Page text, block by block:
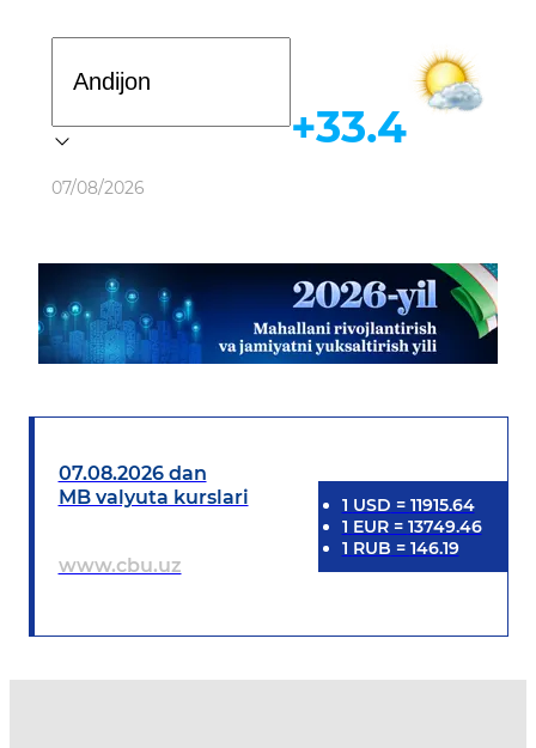
Ob-havo
07/08/2026
+33.4
07.08.2026 dan
MB valyuta kurslari
www.cbu.uz
1 USD = 11915.64
1 EUR= 13749.46
1 RUB = 146.19